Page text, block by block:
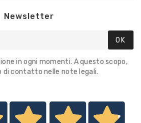
Newsletter
OK
in ogni momenti. A questo scopo,
di contatto nelle note legali.